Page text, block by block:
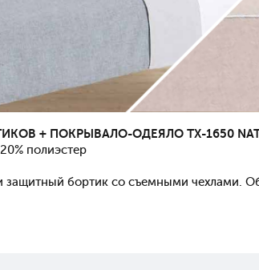
+ ПОКРЫВАЛО-ОДЕЯЛО TX-1650
полиэстер
защитный бортик со съемными чехлами.